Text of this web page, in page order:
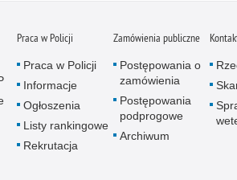
Praca w Policji
Praca w Policji
Informacje
Ogłoszenia
Listy rankingowe
Rekrutacja
Zamówienia publiczne
Postępowania o
zamówienia
Postępowania
podprogowe
Archiwum